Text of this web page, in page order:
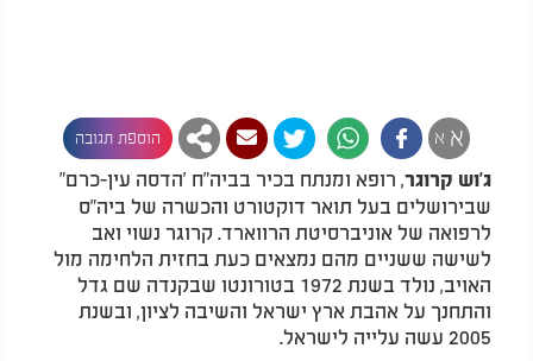
א א הוספת תגובה
ג'וש קרוגר, רופא ומנתח בכיר בביה"ח 'הדסה עין-כרם"
שבירושלים בעל תואר דוקטורט והכשרה של ביה"ס
לרפואה של אוניברסיטת הרווארד. קרוגר נשוי ואב
לשישה ששניים מהם נמצאים כעת בחזית הלחימה מול
האויב, נולד בשנת 1972 בטורונטו שבקנדה שם גדל
והתחנך על אהבת ארץ ישראל והשיבה לציון, ובשנת
2005 עשה עלייה לישראל.